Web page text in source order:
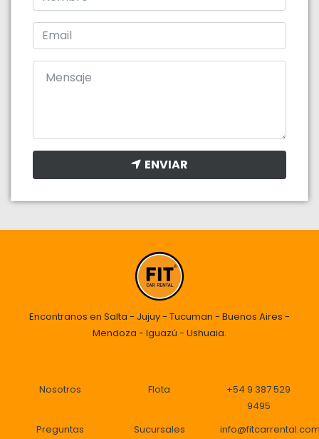
ENVIAR
Encontranos en Salta - Jujuy - Tucuman - Buenos Aires -
Mendoza - Iguazú - Ushuaia.
Nosotros Flota
+54 9 387 529
9495
Preguntas
Sucursales